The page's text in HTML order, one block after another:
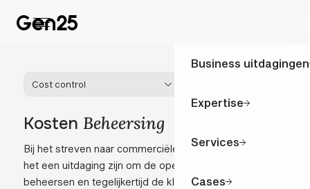
Business uitdagingen
Expertise
Services
Cases
Cost control
Kosten Beheersing
Bij het streven naar commerciële uitmuntendheid kan
het een uitdaging zijn om de operationele kosten te
beheersen en tegelijkertijd de klantenservice en